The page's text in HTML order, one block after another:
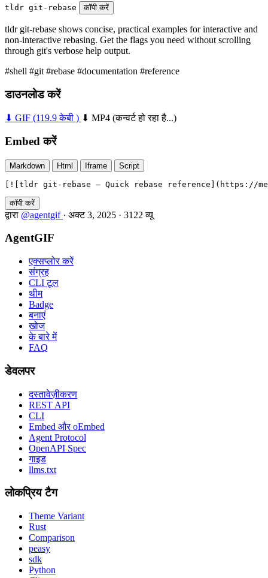
tldr git-rebase कॉपी करें
tldr git-rebase shows concise, practical examples for interactive and
non-interactive rebasing. Get the flags you need without scrolling
through git's verbose help output.
#shell #git #rebase #documentation #reference
डाउनलोड करें
⬇ GIF (119.9 केबी ) ⬇ MP4 (कन्वर्ट हो रहा है...)
Embed करें
Markdown Html Iframe Script
[![tldr git-rebase — Quick rebase reference](https://
कॉपी करें
द्वारा @agentgif · अक्ट 3, 2025 · 3122 व्यू
AgentGIF
एक्सप्लोर करें
संग्रह
CLI टूल
थीम
Badge
बनाएं
खोज
के बारे में
FAQ
डेवलपर
दस्तावेज़ीकरण
REST API
CLI
Embed और oEmbed
Agent Protocol
OpenAPI Spec
गाइड
llms.txt
लोकप्रिय टैग
Theme Variant
Rust
Comparison
peasy
sdk
Python